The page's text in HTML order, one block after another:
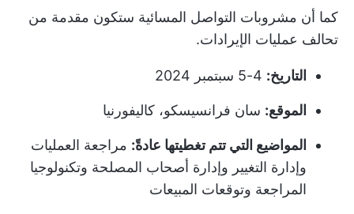
كما أن مشروبات التواصل المسائية ستكون مقدمة من
تحالف عمليات الإيرادات.
التاريخ:
الموقع: سان فرانسيسكو، كاليفورنيا
المواضيع التي تتم تغطيتها عادةً: مراجعة العمليات
وإدارة التغيير وإدارة أصحاب المصلحة وتكنولوجيا
المراجعة وتوقعات المبيعات